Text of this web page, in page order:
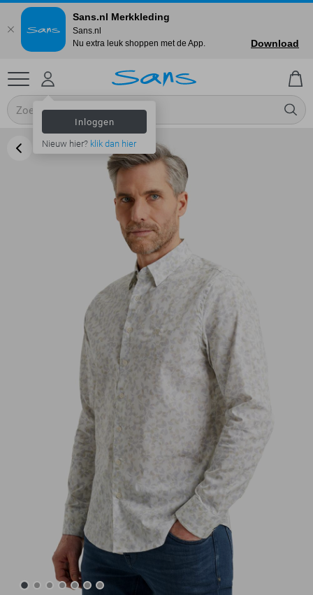
Inloggen
Nieuw hier? klik dan hier
Sans.nl Merkkleding
Sans.nl
Nu extra leuk shoppen met de App.
Download